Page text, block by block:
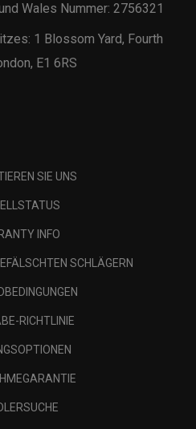
Wales Nummer: 2756321
1 Blossom Yard, Fourth
E1 6RS
SIE UNS
INFO
SCHLÄGERN
RICHTLINIE